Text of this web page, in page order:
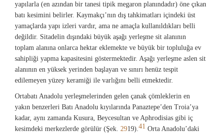
yapılarla (en azından bir tanesi tipik megaron planındadır) öne çıkan
batı kesimini belirler. Kaymakçı’nın dış tahkimatları içindeki üst
yamaçlarda yapı izleri vardır, ama ne amaçla kullanıldıkları belli
değildir. Sitadelin dışındaki büyük aşağı yerleşme sit alanının
toplam alanına onlarca hektar eklemekte ve büyük bir topluluğa ev
sahipliği yapma kapasitesini göstermektedir. Aşağı yerleşme aslen sit
alanının en yüksek yerinden başlayan ve sınırı henüz tespit
edilemeyen yüzey keramiği ile varlığını belli etmektedir.
Ortabatı Anadolu yerleşmelerinden gelen çanak çömleklerin en
yakın benzerleri Batı Anadolu kıyılarında Panaztepe’den Troia’ya
kadar, aynı zamanda Kusura, Beycesultan ve Aphrodisias gibi iç
kesimdeki merkezlerde görülür (Şek. 2919).41 Orta Anadolu’daki